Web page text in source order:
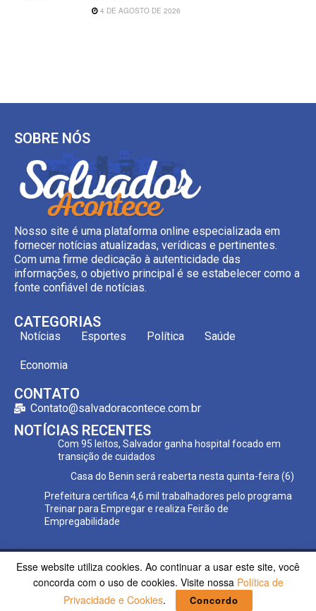
4 DE AGOSTO DE 2026
SOBRE NÓS
Nosso site é uma plataforma online especializada em
fornecer notícias atualizadas, verídicas e pertinentes.
Com uma firme dedicação à autenticidade das
informações, o objetivo principal é se estabelecer como a
fonte confiável de notícias.
CATEGORIAS
Notícias Esportes Política Saúde
Economia
CONTATO
Contato@salvadoracontece.com.br
NOTÍCIAS RECENTES
Com 95 leitos, Salvador ganha hospital focado em
transição de cuidados
Casa do Benin será reaberta nesta quinta-feira (6)
Prefeitura certifica 4,6 mil trabalhadores pelo programa
Treinar para Empregar e realiza Feirão de
Empregabilidade
Copyright ©2023 Salvador Acontece. Todos os direitos
reservados | Desenvolvido porPoppy Sites.
Esse website utiliza cookies. Ao continuar a usar este site, você
concorda com o uso de cookies. Visite nossa Política de
Privacidade e Cookies. Concordo